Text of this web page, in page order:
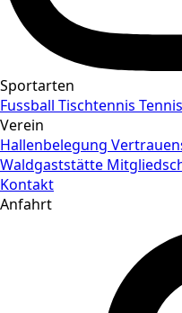
Sportarten
Fussball Tischtennis Tennis
Verein
Hallenbelegung
Waldgaststätte
Kontakt
Anfahrt